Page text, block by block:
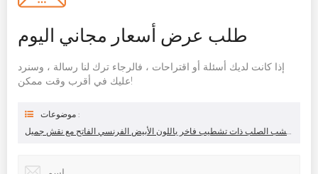
طلب عرض أسعار مجاني اليوم
إذا كانت لديك أسئلة أو اقتراحات ، فالرجاء ترك لنا رسالة ، وسنرد
عليك في أقرب وقت ممكن!
موضوعات :